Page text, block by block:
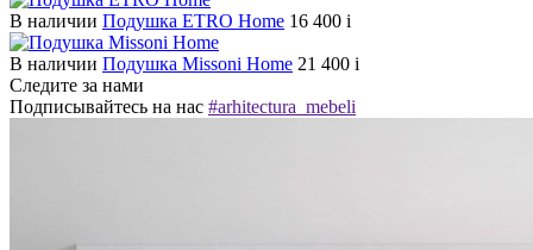
В наличии Подушка ETRO Home 16 400 i
В наличии Подушка Missoni Home 21 400 i
Следите за нами
Подписывайтесь на нас #arhitectura_mebeli